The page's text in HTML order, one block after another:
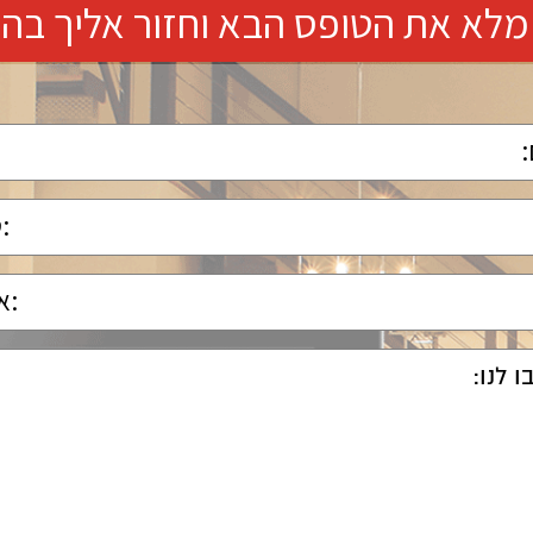
את הטופס הבא וחזור אליך